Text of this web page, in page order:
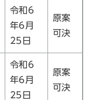
令和6
年6月
25日
原案
可決
令和6
年6月
25日
原案
可決